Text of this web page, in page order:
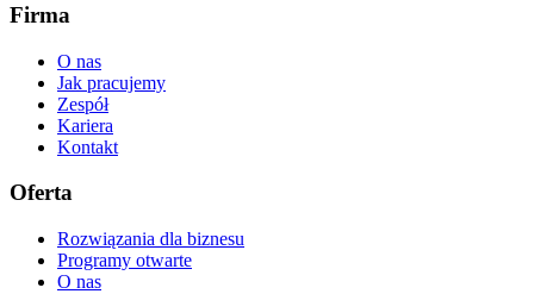
Firma
O nas
Jak pracujemy
Zespół
Kariera
Kontakt
Oferta
Rozwiązania dla biznesu
Programy otwarte
O nas